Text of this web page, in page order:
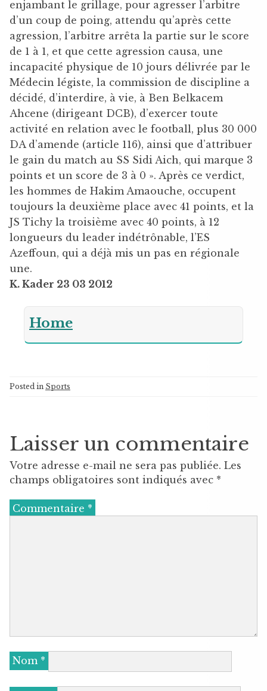
enjambant le grillage, pour agresser l’arbitre
d’un coup de poing, attendu qu’après cette
agression, l’arbitre arrêta la partie sur le score
de 1 à 1, et que cette agression causa, une
incapacité physique de 10 jours délivrée par le
Médecin légiste, la commission de discipline a
décidé, d’interdire, à vie, à Ben Belkacem
Ahcene (dirigeant DCB), d’exercer toute
activité en relation avec le football, plus 30 000
DA d’amende (article 116), ainsi que d’attribuer
le gain du match au SS Sidi Aich, qui marque 3
points et un score de 3 à 0 ». Après ce verdict,
les hommes de Hakim Amaouche, occupent
toujours la deuxième place avec 41 points, et la
JS Tichy la troisième avec 40 points, à 12
longueurs du leader indétrônable, l’ES
Azeffoun, qui a déjà mis un pas en régionale
une.
K. Kader 23 03 2012
Home
Posted in Sports
Laisser un commentaire
Votre adresse e-mail ne sera pas publiée. Les
champs obligatoires sont indiqués avec *
Commentaire *
Nom *